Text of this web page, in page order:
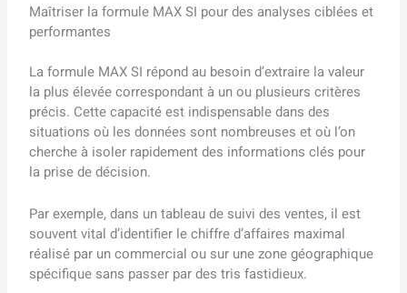
Maîtriser la formule MAX SI pour des analyses ciblées et
performantes
La formule MAX SI répond au besoin d’extraire la valeur
la plus élevée correspondant à un ou plusieurs critères
précis. Cette capacité est indispensable dans des
situations où les données sont nombreuses et où l’on
cherche à isoler rapidement des informations clés pour
la prise de décision.
Par exemple, dans un tableau de suivi des ventes, il est
souvent vital d’identifier le chiffre d’affaires maximal
réalisé par un commercial ou sur une zone géographique
spécifique sans passer par des tris fastidieux.